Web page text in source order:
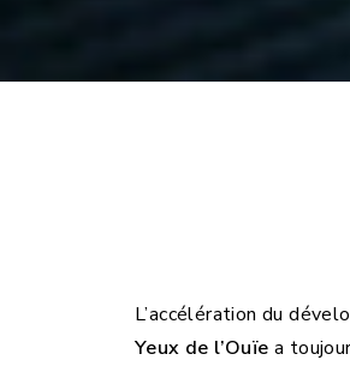
L’accélération du
Yeux de l’Ouïe a